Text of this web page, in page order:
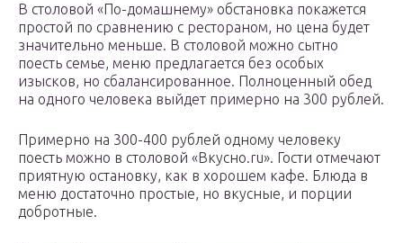
В столовой «По-домашнему» обстановка покажется
простой по сравнению с рестораном, но цена будет
значительно меньше. В столовой можно сытно
поесть семье, меню предлагается без особых
изысков, но сбалансированное. Полноценный обед
на одного человека выйдет примерно на 300 рублей.
Примерно на 300-400 рублей одному человеку
поесть можно в столовой «Вкусно.ru». Гости отмечают
приятную остановку, как в хорошем кафе. Блюда в
меню достаточно простые, но вкусные, и порции
добротные.